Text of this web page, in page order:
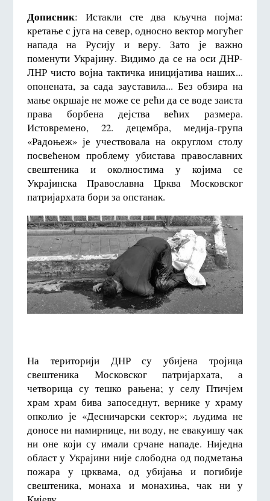
Дописник: Истакли сте два кључна појма:
кретање с југа на север, односно вектор могућег
напада на Русију и веру. Зато је важно
поменути Украјину. Видимо да се на оси ДНР-
ЛНР чисто војна тактичка иницијатива наших...
опонената, за сада зауставила... Без обзира на
мање окршаје не може се рећи да се воде заиста
права борбена дејства већих размера.
Истовремено, 22. децембра, медија-група
«Радоњеж» је учествовала на округлом столу
посвећеном проблему убистава православних
свештеника и околностима у којима се
Украјинска Православна Црква Московског
патријархата бори за опстанак.
На територији ДНР су убијена тројица
свештеника Московског патријархата, а
четворица су тешко рањена; у селу Птичјем
храм храм бива запоседнут, вернике у храму
опколио је «Десничарски сектор»; људима не
доносе ни намирнице, ни воду, не евакуишу чак
ни оне који су имали срчане нападе. Ниједна
област у Украјини није слободна од подметања
пожара у црквама, од убијања и погибије
свештеника, монаха и монахиња, чак ни у